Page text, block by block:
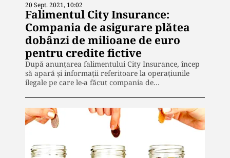
20 Sept. 2021, 10:02
Falimentul City Insurance:
Compania de asigurare plătea
dobânzi de milioane de euro
pentru credite fictive
După anunțarea falimentului City Insurance, încep
să apară și informații referitoare la operațiunile
ilegale pe care le-a făcut compania de…